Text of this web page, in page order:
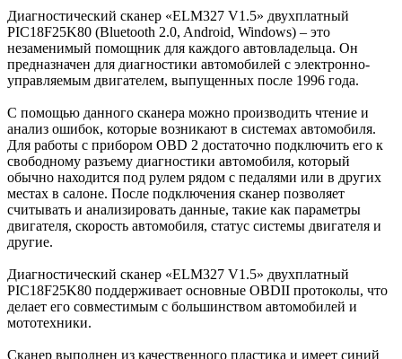
Диагностический сканер «ELM327 V1.5» двухплатный
PIC18F25K80 (Bluetooth 2.0, Android, Windows) – это
незаменимый помощник для каждого автовладельца. Он
предназначен для диагностики автомобилей с электронно-
управляемым двигателем, выпущенных после 1996 года.
С помощью данного сканера можно производить чтение и
анализ ошибок, которые возникают в системах автомобиля.
Для работы с прибором OBD 2 достаточно подключить его к
свободному разъему диагностики автомобиля, который
обычно находится под рулем рядом с педалями или в других
местах в салоне. После подключения сканер позволяет
считывать и анализировать данные, такие как параметры
двигателя, скорость автомобиля, статус системы двигателя и
другие.
Диагностический сканер «ELM327 V1.5» двухплатный
PIC18F25K80 поддерживает основные OBDII протоколы, что
делает его совместимым с большинством автомобилей и
мототехники.
Сканер выполнен из качественного пластика и имеет синий